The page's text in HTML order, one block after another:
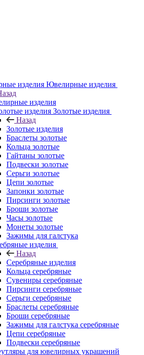
Ювелирные изделия
изделия
Золотые изделия
Назад
Золотые изделия
Браслеты золотые
Кольца золотые
Гайтаны золотые
Подвески золотые
Серьги золотые
Цепи золотые
Запонки золотые
Пирсинги золотые
Броши золотые
Часы золотые
Монеты золотые
Зажимы для галстука
изделия
Назад
Серебряные изделия
Кольца серебряные
Сувениры серебряные
Пирсинги серебряные
Серьги серебряные
Браслеты серебряные
Броши серебряные
Зажимы для галстука серебряные
Цепи серебряные
Подвески серебряные